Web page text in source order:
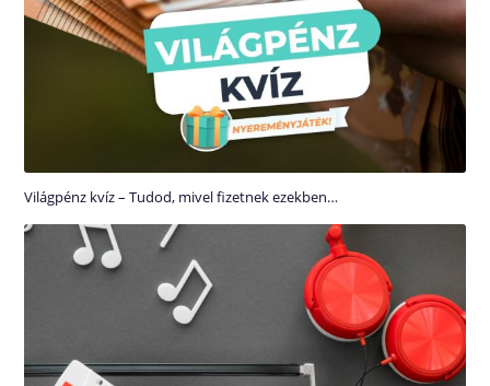
Világpénz kvíz – Tudod, mivel fizetnek ezekben…